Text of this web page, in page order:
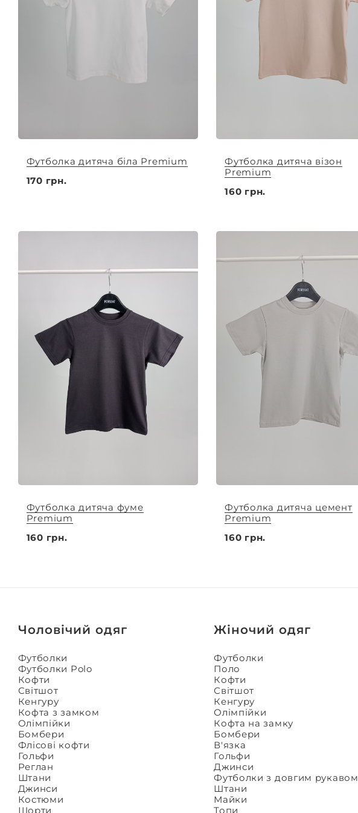
Футболка дитяча біла Premium
170 грн.
Футболка дитяча візон
Premium
160 грн.
Футболка дитяча фуме
Premium
160 грн.
Футболка дитяча цемент
Premium
160 грн.
Чоловічий одяг
Футболки
Футболки Polo
Кофти
Світшот
Кенгуру
Кофта з замком
Олімпійки
Бомбери
Флісові кофти
Гольфи
Реглан
Штани
Джинси
Костюми
Шорти
Жіночий одяг
Футболки
Поло
Кофти
Світшот
Кенгуру
Олімпійки
Кофта на замку
Бомбери
В'язка
Гольфи
Джинси
Футболки з довгим рукавом
Штани
Майки
Топи